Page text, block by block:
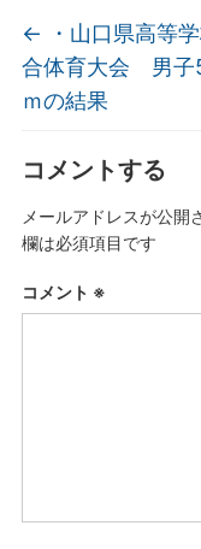
← ・山口県高等
合体育大会 男子
ｍの結果
コメントする
メールアドレスが公開
欄は必須項目です
コメント ※